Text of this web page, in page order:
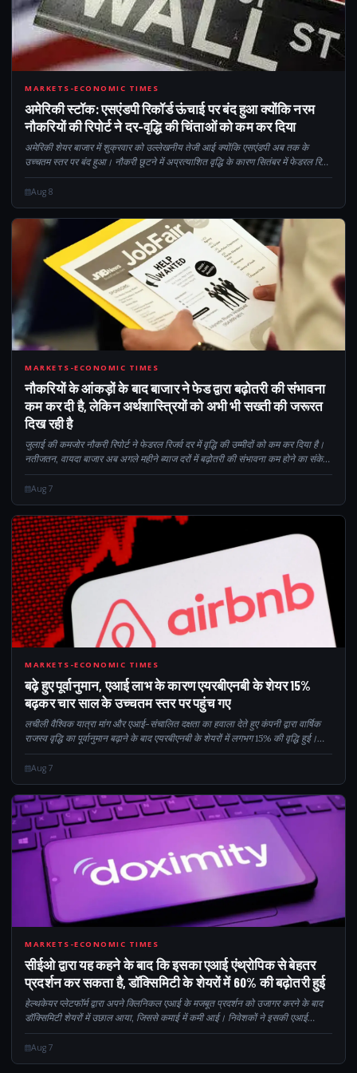
CM
MARKETS-ECONOMIC TIMES
अमेरिकी स्टॉक: एसएंडपी रिकॉर्ड ऊंचाई पर बंद हुआ क्योंकि नरम
नौकरियों की रिपोर्ट ने दर-वृद्धि की चिंताओं को कम कर दिया
अमेरिकी शेयर बाजार में शुक्रवार को उल्लेखनीय तेजी आई क्योंकि एसएंडपी अब तक के
उच्चतम स्तर पर बंद हुआ। नौकरी छूटने में अप्रत्याशित वृद्धि के कारण सितंबर में फेडरल रिजर्व
की ब्याज दर में बढ़ोतरी की उम्मीदें कम हो गईं। स्ट्रोन...
Aug 8
CM
MARKETS-ECONOMIC TIMES
नौकरियों के आंकड़ों के बाद बाजार ने फेड द्वारा बढ़ोतरी की संभावना
कम कर दी है, लेकिन अर्थशास्त्रियों को अभी भी सख्ती की जरूरत
दिख रही है
जुलाई की कमजोर नौकरी रिपोर्ट ने फेडरल रिजर्व दर में वृद्धि की उम्मीदों को कम कर दिया है।
नतीजतन, वायदा बाजार अब अगले महीने ब्याज दरों में बढ़ोतरी की संभावना कम होने का संकेत
दे रहे हैं। कैलोरी के बावजूद...
Aug 7
15
MARKETS-ECONOMIC TIMES
बढ़े हुए पूर्वानुमान, एआई लाभ के कारण एयरबीएनबी के शेयर 15%
बढ़कर चार साल के उच्चतम स्तर पर पहुंच गए
लचीली वैश्विक यात्रा मांग और एआई-संचालित दक्षता का हवाला देते हुए कंपनी द्वारा वार्षिक
राजस्व वृद्धि का पूर्वानुमान बढ़ाने के बाद एयरबीएनबी के शेयरों में लगभग 15% की वृद्धि हुई।
उम्मीद से बेहतर तिमाही राजस्व और कम ग्राहक-आपूर्ति...
Aug 7
60
MARKETS-ECONOMIC TIMES
सीईओ द्वारा यह कहने के बाद कि इसका एआई एंथ्रोपिक से बेहतर
प्रदर्शन कर सकता है, डॉक्सिमिटी के शेयरों में 60% की बढ़ोतरी हुई
हेल्थकेयर प्लेटफॉर्म द्वारा अपने क्लिनिकल एआई के मजबूत प्रदर्शन को उजागर करने के बाद
डॉक्सिमिटी शेयरों में उछाल आया, जिससे कमाई में कमी आई। निवेशकों ने इसकी एआई
क्षमताओं की सराहना की, जिससे कंपनी एक विशेषज्ञ कंपनी के रूप में स्थापित हो गई...
Aug 7